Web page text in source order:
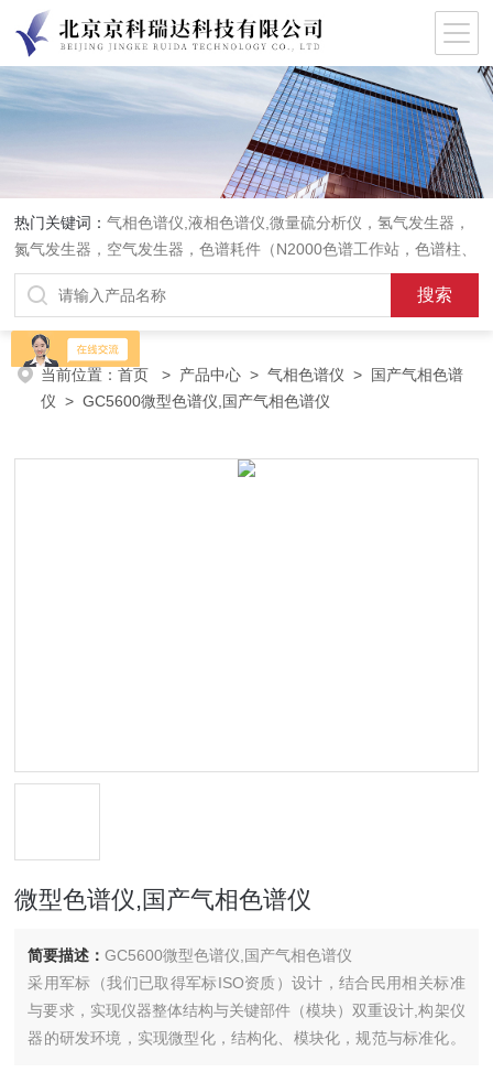
热门关键词：气相色谱仪,液相色谱仪,微量硫分析仪，氢气发生器，
氮气发生器，空气发生器，色谱耗件（N2000色谱工作站，色谱柱、
阀件、进样器、色谱担体），顶空进样器，热解析仪，紫外分光光度
计，原子吸收分光光度计，傅立叶红外光谱仪，分析天平等常规实验
室产品。
当前位置：首页 > 产品中心 >气相色谱仪 > 国产气相色谱
仪 > GC5600微型色谱仪,国产气相色谱仪
微型色谱仪,国产气相色谱仪
简要描述：GC5600微型色谱仪,国产气相色谱仪
采用军标（我们已取得军标ISO资质）设计，结合民用相关标准
与要求，实现仪器整体结构与关键部件（模块）双重设计,构架仪
器的研发环境，实现微型化，结构化、模块化，规范与标准化。